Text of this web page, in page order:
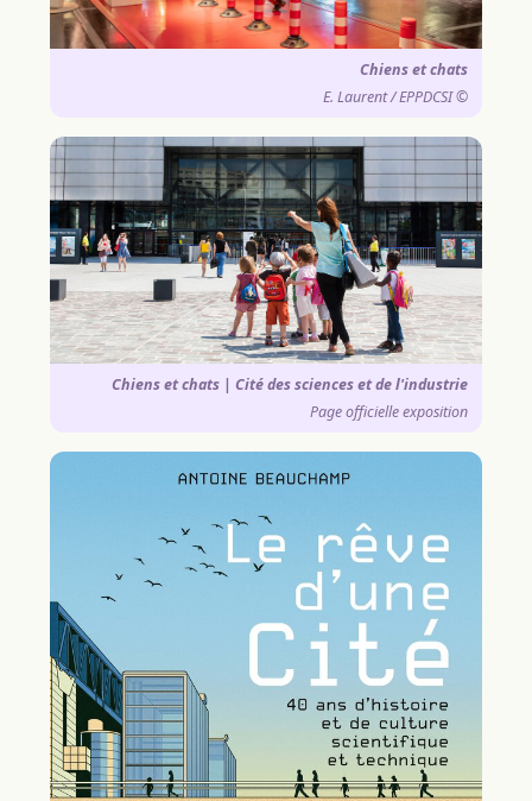
Chiens et chats
© E. Laurent / EPPDCSI
Chiens et chats | Cité des sciences et de l'industrie
Page officielle exposition